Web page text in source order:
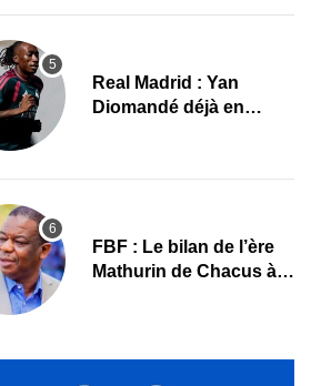
Real Madrid : Yan
Diomandé déjà en
FBF : Le bilan de l’ère
Mathurin de Chacus à